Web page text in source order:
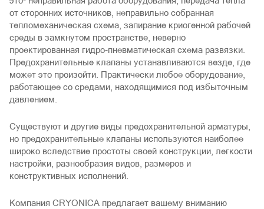
от сторонних источников, неправильно собранная
тепломеханическая схема, запирание криогенной рабочей
среды в замкнутом пространстве, неверно
проектированная гидро-пневматическая схема развязки.
Предохранительные клапаны устанавливаются везде, где
может это произойти. Практически любое оборудование,
работающее со средами, находящимися под избыточным
давлением.
Существуют и другие виды предохранительной арматуры,
но предохранительные клапаны используются наиболее
широко вследствие простоты своей конструкции, легкости
настройки, разнообразия видов, размеров и
конструктивных исполнений.
Компания CRYONICA предлагает вашему вниманию